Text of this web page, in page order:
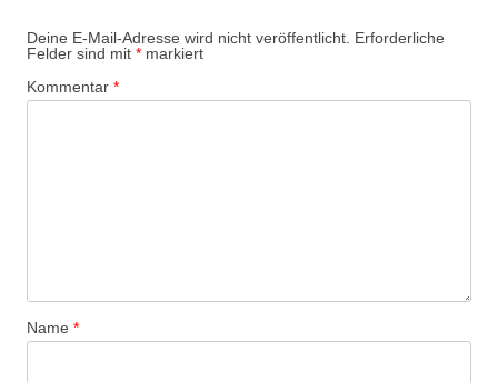
Deine E-Mail-Adresse wird nicht veröffentlicht. Erforderliche
Felder sind mit * markiert
Kommentar *
Name *